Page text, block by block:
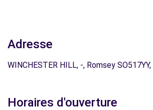
Adresse
WINCHESTER HILL, -, Romsey SO517YY,
Horaires d'ouverture